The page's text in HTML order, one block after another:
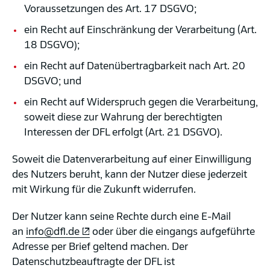
Voraussetzungen des Art. 17 DSGVO;
ein Recht auf Einschränkung der Verarbeitung (Art.
18 DSGVO);
ein Recht auf Datenübertragbarkeit nach Art. 20
DSGVO; und
ein Recht auf Widerspruch gegen die Verarbeitung,
soweit diese zur Wahrung der berechtigten
Interessen der DFL erfolgt (Art. 21 DSGVO).
Soweit die Datenverarbeitung auf einer Einwilligung
des Nutzers beruht, kann der Nutzer diese jederzeit
mit Wirkung für die Zukunft widerrufen.
Der Nutzer kann seine Rechte durch eine E-Mail
an info@dfl.de
oder über die eingangs aufgeführte
Adresse per Brief geltend machen. Der
Datenschutzbeauftragte der DFL ist